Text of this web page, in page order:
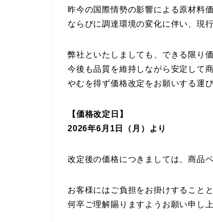
昨今の国際情勢の影響による原材料
ならびに調達環境の変化に伴い、現
弊社といたしましても、できる限り
今後も品質を維持しながら安定して
やむを得ず価格改定をお願いする運
【価格改定日】
2026年6月1日（月）より
改定後の価格につきましては、商品
お客様にはご負担をお掛けすること
何卒ご理解賜りますようお願い申し上